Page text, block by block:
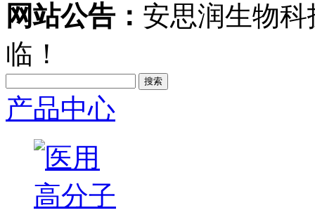
网站公告： 安思润生物
临！
搜索
产品中心